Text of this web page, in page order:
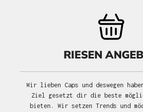
RIESEN
Wir lieben Caps und deswegen
Ziel gesetzt dir die beste
bieten. Wir setzen Trends und